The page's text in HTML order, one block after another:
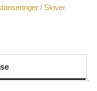
/ Skiver